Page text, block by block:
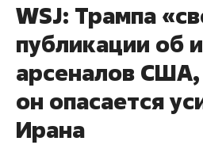
WSJ: Трампа
публикации об
арсеналов США,
он опасается
Ирана